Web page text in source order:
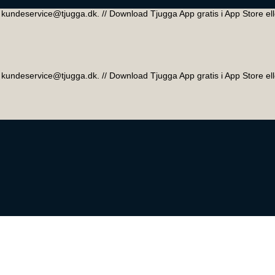
// Download Tjugga App gratis i App Store
// Download Tjugga App gratis i App Store